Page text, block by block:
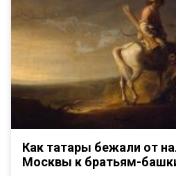
Как татары бежали от
Москвы к братьям-